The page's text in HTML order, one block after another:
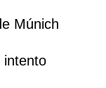
Múnich
intento